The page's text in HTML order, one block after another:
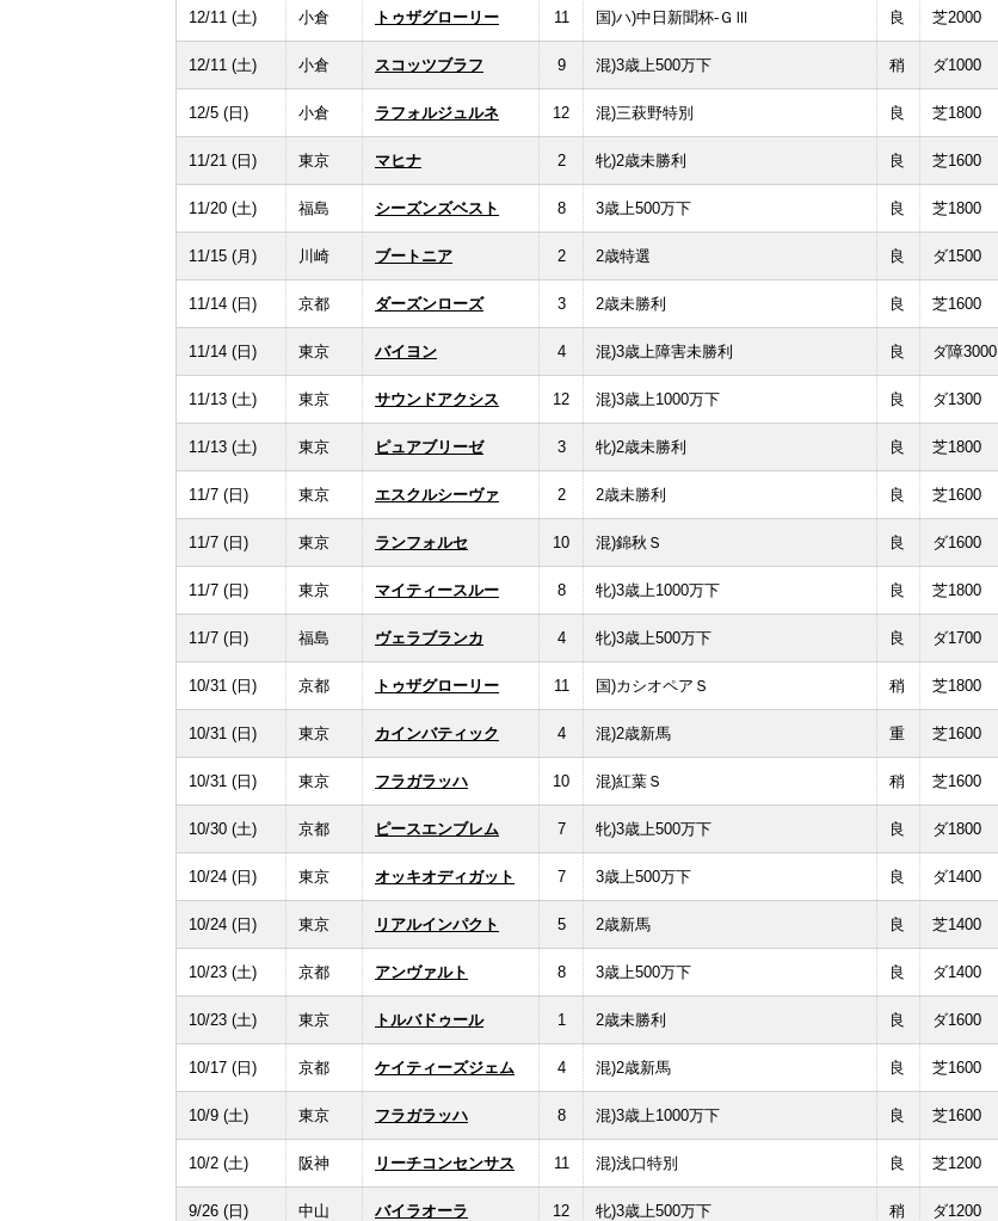
12/11 (土) 小倉 トゥザグローリー 11 国)ハ)中日新聞杯-ＧⅢ 良 芝2000
12/11 (土) 小倉 スコッツブラフ 9 混)3歳上500万下 稍 ダ1000
12/5 (日) 小倉 ラフォルジュルネ 12 混)三萩野特別 良 芝1800
11/21 (日) 東京 マヒナ 2 牝)2歳未勝利 良 芝1600
11/20 (土) 福島 シーズンズベスト 8 3歳上500万下 良 芝1800
11/15 (月) 川崎 ブートニア 2 2歳特選 良 ダ1500
11/14 (日) 京都 ダーズンローズ 3 2歳未勝利 良 芝1600
11/14 (日) 東京 バイヨン 4 混)3歳上障害未勝利 良 ダ障3000
11/13 (土) 東京 サウンドアクシス 12 混)3歳上1000万下 良 ダ1300
11/13 (土) 東京 ピュアブリーゼ 3 牝)2歳未勝利 良 芝1800
11/7 (日) 東京 エスクルシーヴァ 2 2歳未勝利 良 芝1600
11/7 (日) 東京 ランフォルセ 10 混)錦秋Ｓ 良 ダ1600
11/7 (日) 東京 マイティースルー 8 牝)3歳上1000万下 良 芝1800
11/7 (日) 福島 ヴェラブランカ 4 牝)3歳上500万下 良 ダ1700
10/31 (日) 京都 トゥザグローリー 11 国)カシオペアＳ 稍 芝1800
10/31 (日) 東京 カインバティック 4 混)2歳新馬 重 芝1600
10/31 (日) 東京 フラガラッハ 10 混)紅葉Ｓ 稍 芝1600
10/30 (土) 京都 ピースエンブレム 7 牝)3歳上500万下 良 ダ1800
10/24 (日) 東京 オッキオディガット 7 3歳上500万下 良 ダ1400
10/24 (日) 東京 リアルインパクト 5 2歳新馬 良 芝1400
10/23 (土) 京都 アンヴァルト 8 3歳上500万下 良 ダ1400
10/23 (土) 東京 トルバドゥール 1 2歳未勝利 良 ダ1600
10/17 (日) 京都 ケイティーズジェム 4 混)2歳新馬 良 芝1600
10/9 (土) 東京 フラガラッハ 8 混)3歳上1000万下 良 芝1600
10/2 (土) 阪神 リーチコンセンサス 11 混)浅口特別 良 芝1200
9/26 (日) 中山 バイラオーラ 12 牝)3歳上500万下 稍 ダ1200